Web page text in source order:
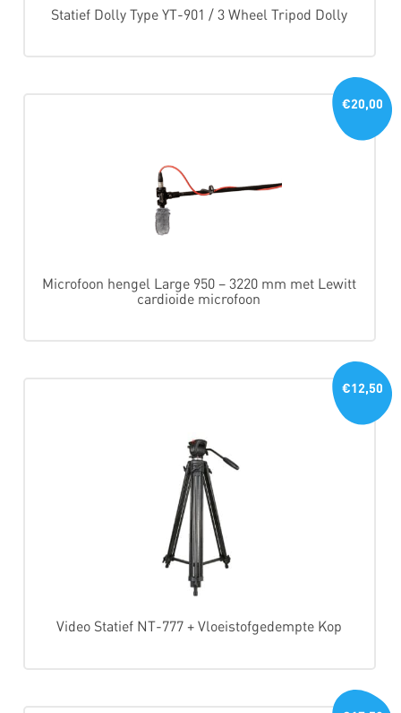
Statief Dolly Type YT-901 / 3 Wheel Tripod Dolly
Microfoon hengel Large 950 – 3220 mm met Lewitt
cardioide microfoon
€20,00
Video Statief NT-777 + Vloeistofgedempte Kop
€12,50